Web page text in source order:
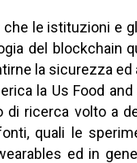
le istituzioni e
del blockchain
la sicurezza
la Us Food
di ricerca volto a
quali le
ed in